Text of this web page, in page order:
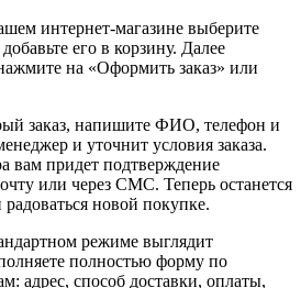
интернет-магазине выберите
его в корзину. Далее
на «Оформить заказ» или
заказ, напишите ФИО, телефон и
и уточнит условия заказа.
вам придет подтверждение
или через СМС. Теперь останется
новой покупке.
режиме выглядит
полностью форму по
адрес, способ доставки, оплаты,